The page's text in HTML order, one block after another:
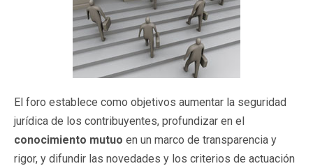
El foro establece como objetivos aumentar la seguridad
jurídica de los contribuyentes, profundizar en el
conocimiento mutuo en un marco de transparencia y
rigor, y difundir las novedades y los criterios de actuación